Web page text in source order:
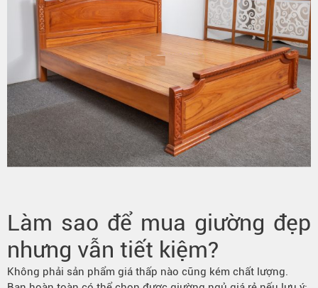
Làm sao để mua giường đẹp
nhưng vẫn tiết kiệm?
Không phải sản phẩm giá thấp nào cũng kém chất lượng.